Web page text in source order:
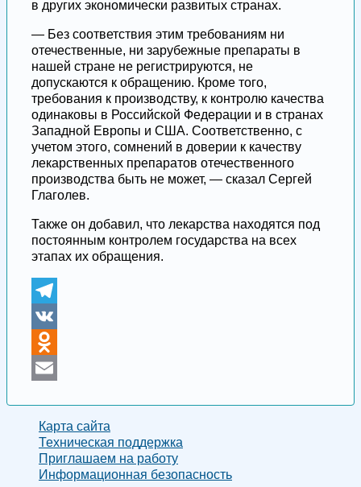
в других экономически развитых странах.
— Без соответствия этим требованиям ни
отечественные, ни зарубежные препараты в
нашей стране не регистрируются, не
допускаются к обращению. Кроме того,
требования к производству, к контролю качества
одинаковы в Российской Федерации и в странах
Западной Европы и США. Соответственно, с
учетом этого, сомнений в доверии к качеству
лекарственных препаратов отечественного
производства быть не может, — сказал Сергей
Глаголев.
Также он добавил, что лекарства находятся под
постоянным контролем государства на всех
этапах их обращения.
Telegram
VK
Odnoklassniki
Карта сайта
Техническая поддержка
Приглашаем на работу
Информационная безопасность